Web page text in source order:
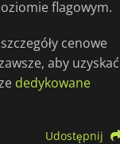
flagowym.
cenowe
aby uzyskać
dedykowane
Udostępnij